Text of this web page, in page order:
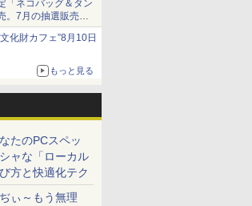
「ネコバッグ＆タン
。7月の抽選販売の
化財カフェ”8月10日
もっと見る
たのPCスペッ
ャな「ローカル
方と快適化テク
ぃ～もう無理